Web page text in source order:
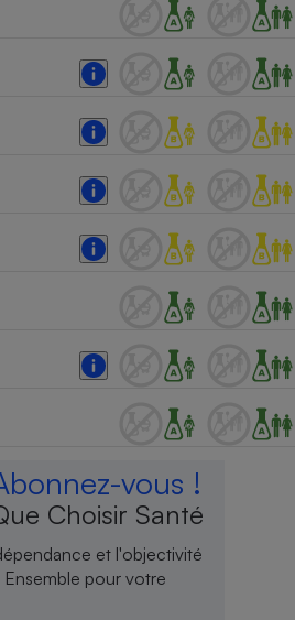
vous !
Choisir Santé
et l'objectivité
pour votre